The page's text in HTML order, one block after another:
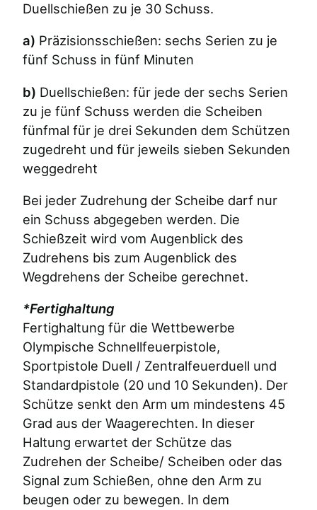
Duellschießen zu je 30 Schuss.
a) Präzisionsschießen: sechs Serien zu je
fünf Schuss in fünf Minuten
b) Duellschießen: für jede der sechs Serien
zu je fünf Schuss werden die Scheiben
fünfmal für je drei Sekunden dem Schützen
zugedreht und für jeweils sieben Sekunden
weggedreht
Bei jeder Zudrehung der Scheibe darf nur
ein Schuss abgegeben werden. Die
Schießzeit wird vom Augenblick des
Zudrehens bis zum Augenblick des
Wegdrehens der Scheibe gerechnet.
*Fertighaltung
Fertighaltung für die Wettbewerbe
Olympische Schnellfeuerpistole,
Sportpistole Duell / Zentralfeuerduell und
Standardpistole (20 und 10 Sekunden). Der
Schütze senkt den Arm um mindestens 45
Grad aus der Waagerechten. In dieser
Haltung erwartet der Schütze das
Zudrehen der Scheibe/ Scheiben oder das
Signal zum Schießen, ohne den Arm zu
beugen oder zu bewegen. In dem